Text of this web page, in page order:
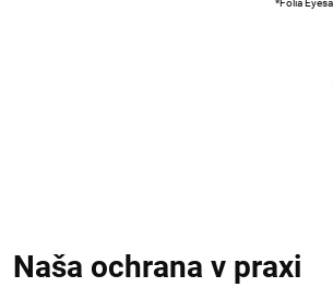
*Fólia
Naša ochrana v praxi